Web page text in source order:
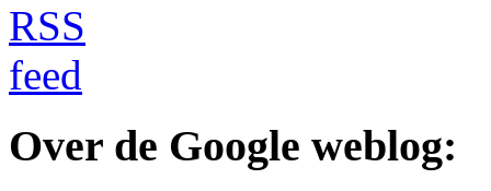
Over de Google weblog: